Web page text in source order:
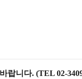
랍니다. (TEL 02-